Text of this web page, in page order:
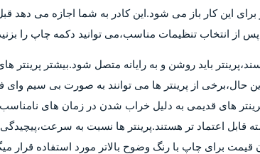
برای این کار باز می شود.این کادر به شما اجازه می دهد
از انتخاب تنظیمات مناسب،می توانید دکمه چاپ را
حال،برخی از پرینتر ها می توانند به صورت بی سیم وای
های قدیمی به دلیل خراب شدن در زمان های نامناسب
قابل اعتماد تر هستند.پرینتر ها نسبت به
قیمت برای چاپ با رنگ وضوح بالاتر مورد استفاده قرار